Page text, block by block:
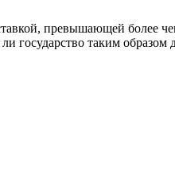
превышающей более
таким образом